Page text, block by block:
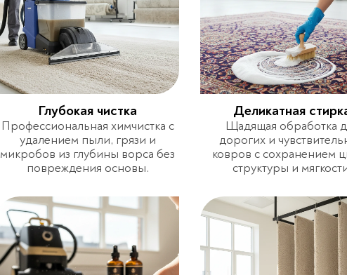
Глубокая чистка
Профессиональная химчистка с
удалением пыли, грязи и
микробов из глубины ворса без
повреждения основы.
Деликатная
Щадящая обработка
дорогих и
ковров с сохранением
структуры и